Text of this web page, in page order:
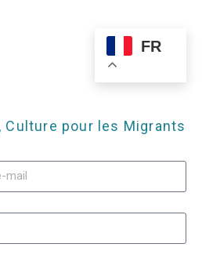
FR
Culture pour les Migrants